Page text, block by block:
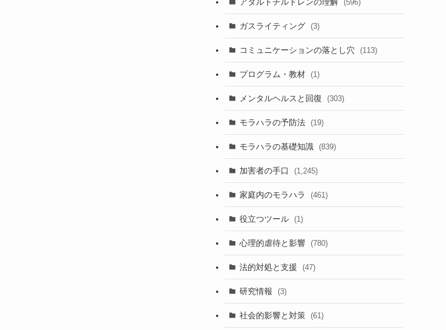
(596)
ガスライティング (3)
コミュニケーションの落とし穴 (113)
プログラム・教材 (1)
メンタルヘルスと回復 (303)
モラハラの予防法 (19)
モラハラの基礎知識 (839)
加害者の手口 (1,245)
家庭内のモラハラ (461)
役立つツール (1)
心理的虐待と影響 (780)
法的対処と支援 (47)
研究情報 (3)
社会的影響と対策 (61)